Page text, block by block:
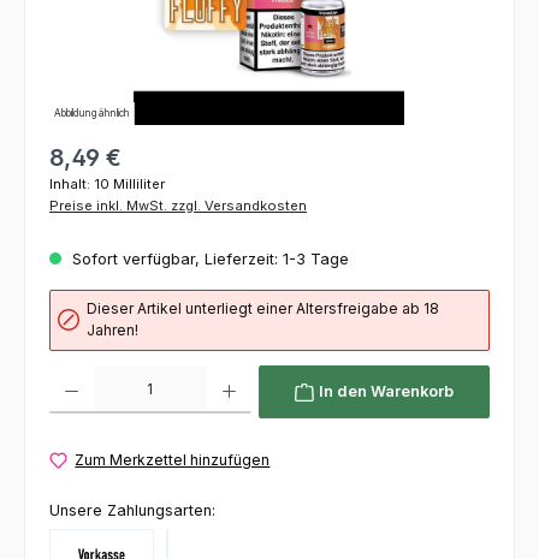
Abbildung ähnlich
8,49 €
Inhalt: 10 Milliliter
Preise inkl. MwSt. zzgl. Versandkosten
Sofort verfügbar, Lieferzeit: 1-3 Tage
Dieser Artikel unterliegt einer Altersfreigabe ab 18
Jahren!
In den Warenkorb
Zum Merkzettel hinzufügen
Unsere Zahlungsarten: